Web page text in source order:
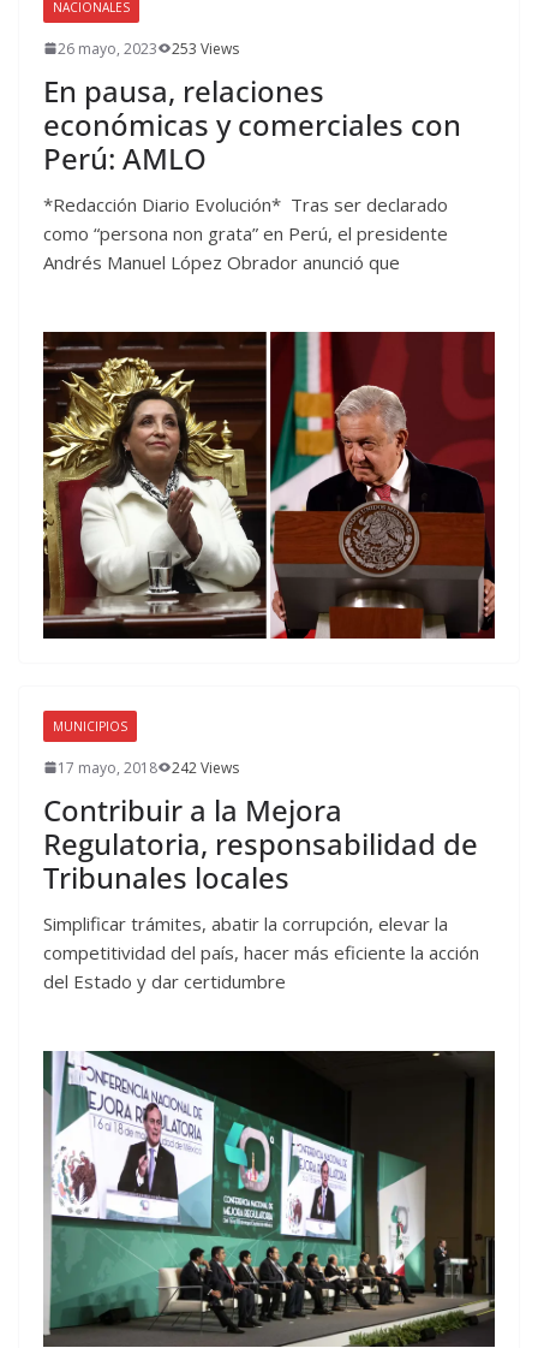
NACIONALES
26 mayo, 2023 253 Views
En pausa, relaciones
económicas y comerciales con
Perú: AMLO
*Redacción Diario Evolución* Tras ser declarado
como “persona non grata” en Perú, el presidente
Andrés Manuel López Obrador anunció que
MUNICIPIOS
17 mayo, 2018 242 Views
Contribuir a la Mejora
Regulatoria, responsabilidad de
Tribunales locales
Simplificar trámites, abatir la corrupción, elevar la
competitividad del país, hacer más eficiente la acción
del Estado y dar certidumbre